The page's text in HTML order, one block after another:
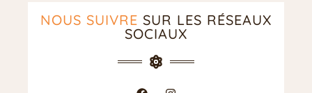
NOUS SUIVRE SUR LES RÉSEAUX
SOCIAUX